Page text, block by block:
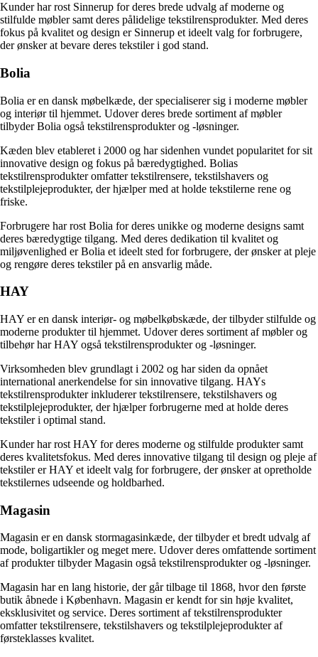
Kunder har rost Sinnerup for deres brede udvalg af moderne og
stilfulde møbler samt deres pålidelige tekstilrensprodukter. Med deres
fokus på kvalitet og design er Sinnerup et ideelt valg for forbrugere,
der ønsker at bevare deres tekstiler i god stand.
Bolia
Bolia er en dansk møbelkæde, der specialiserer sig i moderne møbler
og interiør til hjemmet. Udover deres brede sortiment af møbler
tilbyder Bolia også tekstilrensprodukter og -løsninger.
Kæden blev etableret i 2000 og har sidenhen vundet popularitet for sit
innovative design og fokus på bæredygtighed. Bolias
tekstilrensprodukter omfatter tekstilrensere, tekstilshavers og
tekstilplejeprodukter, der hjælper med at holde tekstilerne rene og
friske.
Forbrugere har rost Bolia for deres unikke og moderne designs samt
deres bæredygtige tilgang. Med deres dedikation til kvalitet og
miljøvenlighed er Bolia et ideelt sted for forbrugere, der ønsker at pleje
og rengøre deres tekstiler på en ansvarlig måde.
HAY
HAY er en dansk interiør- og møbelkøbskæde, der tilbyder stilfulde og
moderne produkter til hjemmet. Udover deres sortiment af møbler og
tilbehør har HAY også tekstilrensprodukter og -løsninger.
Virksomheden blev grundlagt i 2002 og har siden da opnået
international anerkendelse for sin innovative tilgang. HAYs
tekstilrensprodukter inkluderer tekstilrensere, tekstilshavers og
tekstilplejeprodukter, der hjælper forbrugerne med at holde deres
tekstiler i optimal stand.
Kunder har rost HAY for deres moderne og stilfulde produkter samt
deres kvalitetsfokus. Med deres innovative tilgang til design og pleje af
tekstiler er HAY et ideelt valg for forbrugere, der ønsker at opretholde
tekstilernes udseende og holdbarhed.
Magasin
Magasin er en dansk stormagasinkæde, der tilbyder et bredt udvalg af
mode, boligartikler og meget mere. Udover deres omfattende sortiment
af produkter tilbyder Magasin også tekstilrensprodukter og -løsninger.
Magasin har en lang historie, der går tilbage til 1868, hvor den første
butik åbnede i København. Magasin er kendt for sin høje kvalitet,
eksklusivitet og service. Deres sortiment af tekstilrensprodukter
omfatter tekstilrensere, tekstilshavers og tekstilplejeprodukter af
førsteklasses kvalitet.